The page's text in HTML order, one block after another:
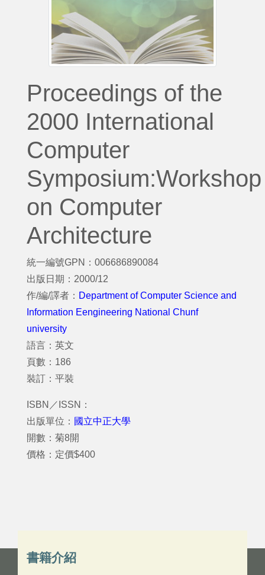
Proceedings of the
2000 International
Computer
Symposium:Workshop
on Computer
Architecture
統一編號GPN：006686890084
出版日期：2000/12
作/編/譯者： Department of Computer Science and
Information Eengineering National Chunf
university
語言：英文
頁數：186
裝訂：平裝
ISBN／ISSN：
出版單位： 國立中正大學
開數：菊8開
價格：定價$400
書籍介紹